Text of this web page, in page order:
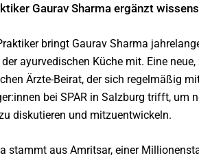
Gaurav Sharma ergänzt
bringt Gaurav Sharma
ayurvedischen Küche mit. Eine
Ärzte-Beirat, der sich regelmäßig
bei SPAR in Salzburg trifft, um
diskutieren und mitzuentwickeln.
stammt aus Amritsar, einer